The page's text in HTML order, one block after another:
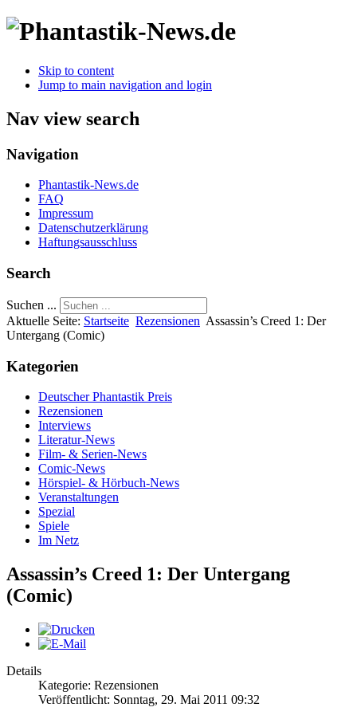
Skip to content
Jump to main navigation and login
Nav view search
Navigation
Phantastik-News.de
FAQ
Impressum
Datenschutzerklärung
Haftungsausschluss
Search
Suchen ...
Aktuelle Seite: Startseite Rezensionen Assassin’s Creed 1: Der
Untergang (Comic)
Kategorien
Deutscher Phantastik Preis
Rezensionen
Interviews
Literatur-News
Film- & Serien-News
Comic-News
Hörspiel- & Hörbuch-News
Veranstaltungen
Spezial
Spiele
Im Netz
Assassin’s Creed 1: Der Untergang
(Comic)
Details
Kategorie: Rezensionen
Veröffentlicht: Sonntag, 29. Mai 2011 09:32